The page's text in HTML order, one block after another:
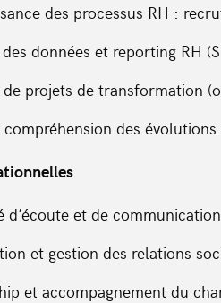
des processus RH :
données et reporting RH
de projets de transformation
des
d’écoute et de
et gestion des relations
et accompagnement du